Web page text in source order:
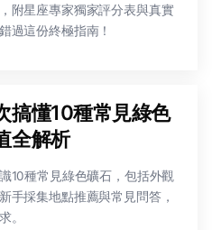
附星座專家獨家評分表與真實
過這份終極指南！
搞懂10種常見綠色
全解析
10種常見綠色礦石，包括外觀
手採集地點推薦與常見問答，
。